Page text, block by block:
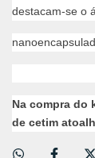
destacam-se o
Na compra do
de cetim